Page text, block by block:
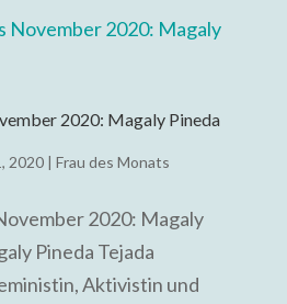
2020: Magaly Pineda
2020| Frau des Monats
2020: Magaly
Pineda Tejada
Aktivistin und